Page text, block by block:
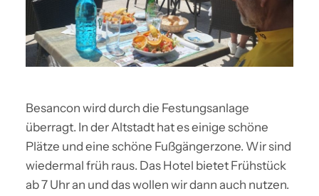
Besancon wird durch die Festungsanlage
überragt. In der Altstadt hat es einige schöne
Plätze und eine schöne Fußgängerzone. Wir sind
wiedermal früh raus. Das Hotel bietet Frühstück
ab 7 Uhr an und das wollen wir dann auch nutzen.